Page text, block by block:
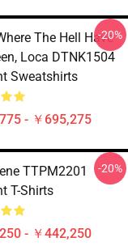
The Hell Have
Loca DTNK1504
Sweatshirts
- ￥695,275
-20%
TTPM2201
T-Shirts
- ￥442,250
-20%